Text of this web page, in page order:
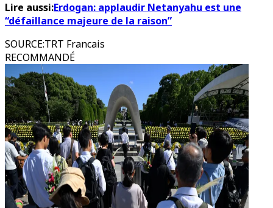
Lire aussi:Erdogan: applaudir Netanyahu est une
“défaillance majeure de la raison”
SOURCE:TRT Francais
RECOMMANDÉ